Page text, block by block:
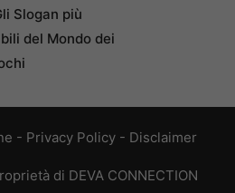
Slogan più
del Mondo dei
- Privacy Policy - Disclaimer
di DEVA CONNECTION